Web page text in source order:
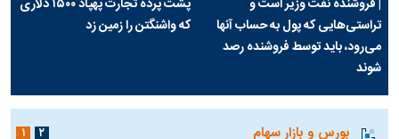
تراستی‌هایی که پول به حساب آنها
می‌رود، باید توسط فروشنده رصد
شوند
که واشنگتن را زمین زد
بورس و بازار سهام ۱ ۲